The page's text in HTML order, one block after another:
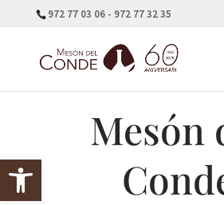
Ouvrir la barre d'outils
972 77 03 06 - 972 77 32 35
Mesón